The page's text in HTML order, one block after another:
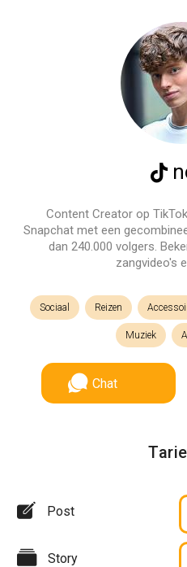
Content Creator op
Snapchat met een
dan 240.000 volgers.
zangvideo's
Sociaal Reizen
Muziek
Chat
Post
Story